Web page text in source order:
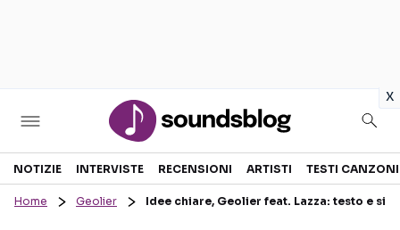
x
Sezioni
NOTIZIE INTERVISTE RECENSIONI ARTISTI TESTI CANZONI
Home Geolier Idee chiare, Geolier feat. Lazza: testo e